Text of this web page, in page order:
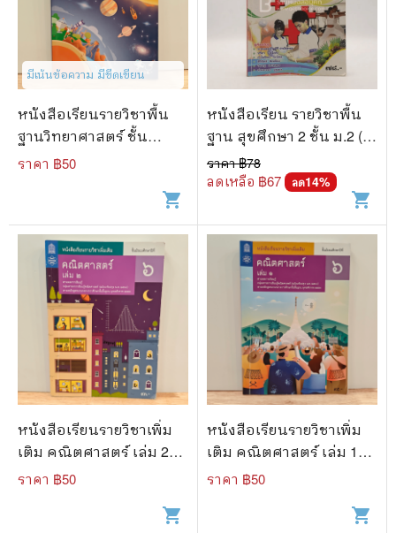
มีเน้นข้อความ มีขีดเขียน
หนังสือเรียนรายวิชาพื้น
ฐานวิทยาศาสตร์ ชั้น
มัธยมศึกษาปีที่ 6
ราคา ฿50
shopping_cart
หนังสือเรียน รายวิชาพื้น
ฐาน สุขศึกษา 2 ชั้น ม.2 (มี
เน้นข้อความ)
ราคา ฿78
ลดเหลือ ฿67 ลด14%
shopping_cart
หนังสือเรียนรายวิชาเพิ่ม
เติม คณิตศาสตร์ เล่ม 2
ชั้นมัธยมศึกษาปีที่ 6
ราคา ฿50
shopping_cart
หนังสือเรียนรายวิชาเพิ่ม
เติม คณิตศาสตร์ เล่ม 1
ชั้นมัธยมศึกษาปีที่ 6
ราคา ฿50
shopping_cart